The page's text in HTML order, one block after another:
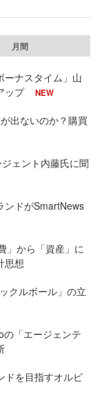
月間
ーナスタイム」山
ップ
NEW
出ないのか？購買
ジェント内藤氏に聞
ンドがSmartNews
」から「資産」に
思想
クルボール」の立
「エージェンテ
を目指すオルビ